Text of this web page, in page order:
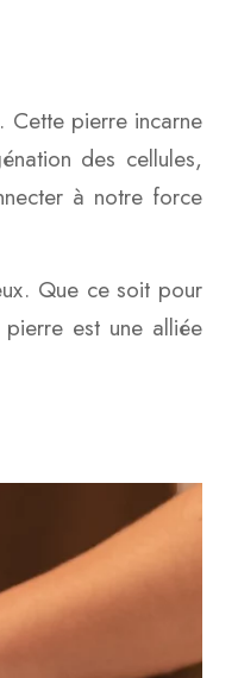
Cette pierre incarne
des cellules,
à notre force
Que ce soit pour
est une alliée